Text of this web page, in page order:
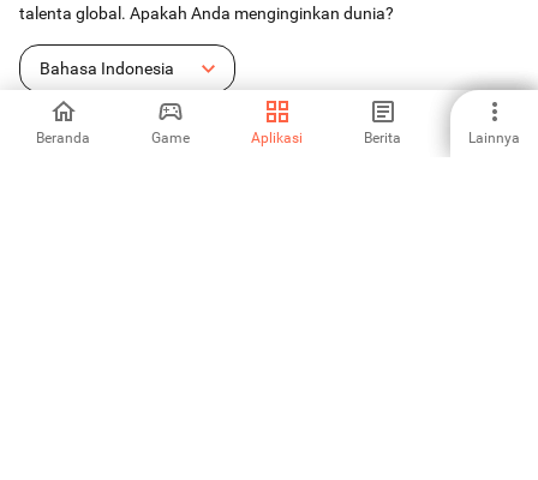
Beranda Game Aplikasi Berita Lainnya
talenta global. Apakah Anda menginginkan dunia?
Bahasa Indonesia